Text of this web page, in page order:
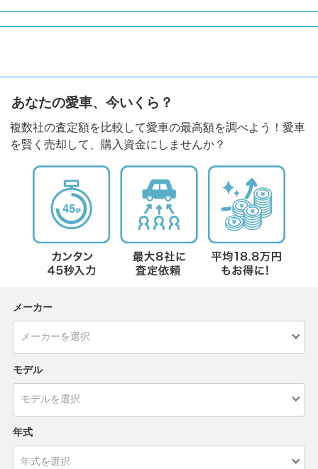
あなたの愛車、今いくら？
複数社の査定額を比較して愛車の最高額を調べよう！愛車
を賢く売却して、購入資金にしませんか？
メーカー
モデル
年式